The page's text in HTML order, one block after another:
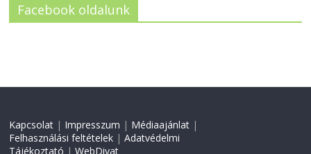
Facebook oldalunk
Kapcsolat | Impresszum | Médiaajánlat |
Felhasználási feltételek |Adatvédelmi
Tájékoztató |WebDivat